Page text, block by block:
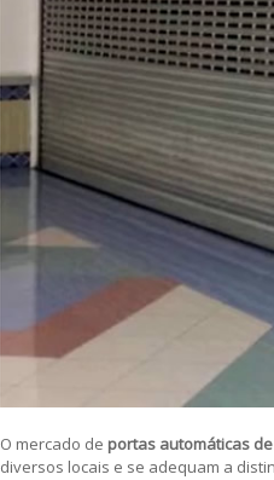
O mercado de portas automáticas
diversos locais e se adequam a